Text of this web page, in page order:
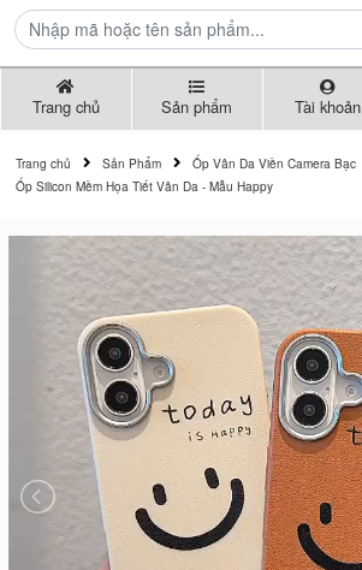
Trang chủ Sản phẩm Tài khoản
Trang chủ Sản Phẩm
Ốp Vân Da Viền Camera Bạc
Ốp Silicon Mềm Họa Tiết Vân Da - Mẫu Happy